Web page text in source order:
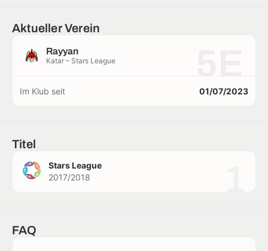
Aktueller Verein
Rayyan
Katar – Stars League
Im Klub seit 01/07/2023
Titel
Stars League
2017/2018
FAQ